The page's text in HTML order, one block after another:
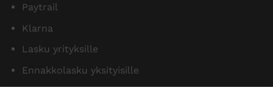
Paytrail
Klarna
Lasku yrityksille
Ennakkolasku yksityisille